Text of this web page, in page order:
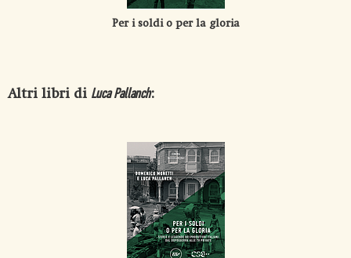
Per i soldi o per la gloria
Altri libri di Luca Pallanch: